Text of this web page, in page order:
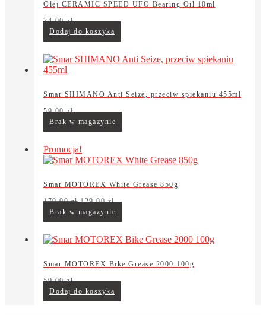
Olej CERAMIC SPEED UFO Bearing Oil 10ml
34,00zł
Dodaj do koszyka
Smar SHIMANO Anti Seize, przeciw spiekaniu 455ml
59,00zł
Brak w magazynie
Promocja!
Smar MOTOREX White Grease 850g
179,00zł Pierwotna
wynosiła:
129,00zł
wynosi:
Brak w magazynie
Smar MOTOREX Bike Grease 2000 100g
59,00zł
Dodaj do koszyka